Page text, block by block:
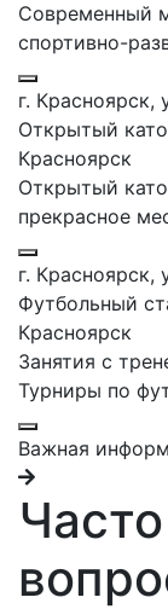
Современный
спортивно-
г. Красноярск,
Открытый
Красноярск
Открытый
прекрасное
г. Красноярск,
Футбольный
Красноярск
Занятия с
Турниры по
Важная